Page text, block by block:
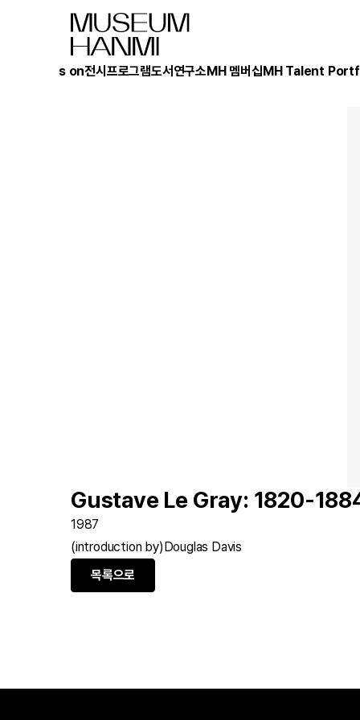
What's on전시 프로그램도서 연구소MH 멤버십MH Talent
Gustave Le Gray: 1820-
1987
(introduction by)Douglas Davis
목록으로